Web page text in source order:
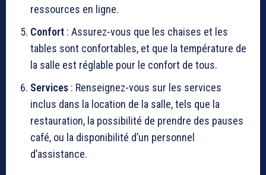
ressources en ligne.
Confort : Assurez-vous que les chaises et les
tables sont confortables, et que la température de
la salle est réglable pour le confort de tous.
Services : Renseignez-vous sur les services
inclus dans la location de la salle, tels que la
restauration, la possibilité de prendre des pauses
café, ou la disponibilité d’un personnel
d’assistance.